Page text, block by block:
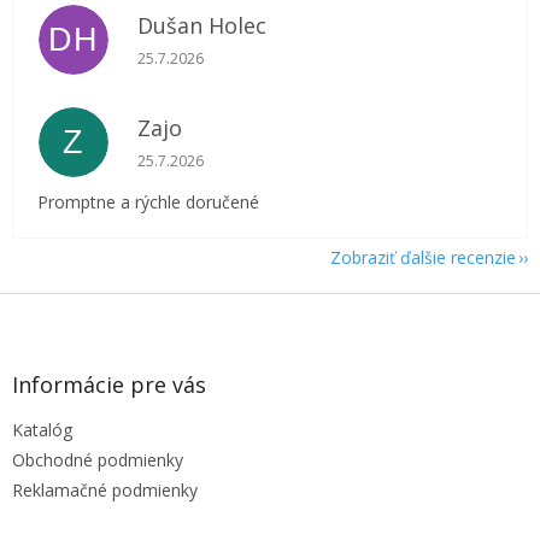
DH Dušan Holec
Hodnotenie obchodu je 5 z 5 hviezdičiek.
25.7.2026
Z Zajo
Hodnotenie obchodu je 5 z 5 hviezdičiek.
25.7.2026
Promptne a rýchle doručené
Zobraziť ďalšie recenzie
Z
Informácie pre vás
Katalóg
Obchodné podmienky
Reklamačné podmienky